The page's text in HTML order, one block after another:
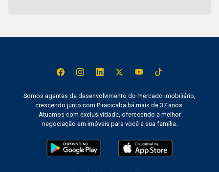
Somos agentes de desenvolvimento do mercado imobiliário,
crescendo junto com Piracicaba há mais de 37 anos.
Atuamos com exclusividade, oferecendo a melhor
negociação em imóveis para você e sua família.